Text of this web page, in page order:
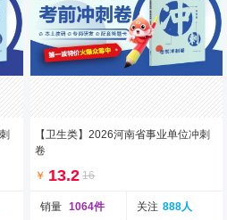
【卫生类】2026河南省事业单位冲刺
卷
￥ 13.2 16
销量 1064件 关注 888人